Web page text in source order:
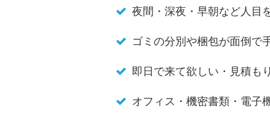
夜間・深夜・早朝など人目
ゴミの分別や梱包が面倒で
即日で来て欲しい・見積も
オフィス・機密書類・電子